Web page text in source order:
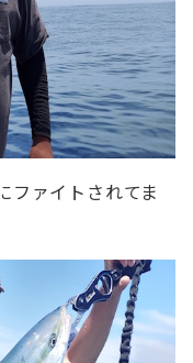
ファイトされてま